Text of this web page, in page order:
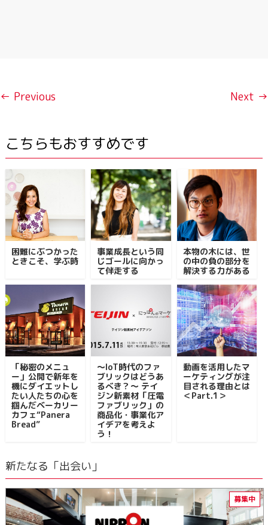
← Previous Next →
こちらもおすすめです
困難にぶつかった
ときこそ、学ぶ時
事業成長という同
じゴールに向かっ
て伴走する
本物の木には、世
の中の負の部分を
解決する力がある
「秘密のメニュ
ー」公開で新年を
機にダイエットし
たい人たちの心を
掴んだベーカリー
カフェ“Panera
Bread”
〜IoT時代のファ
ブリックはどうあ
るべき？〜 テイ
ジン新素材「圧電
ファブリック」の
商品化・事業化ア
イデアを考えよ
う！
動画を活用したマ
ーケティングが注
目される理由とは
＜Part.1＞
新たなる「出会い」